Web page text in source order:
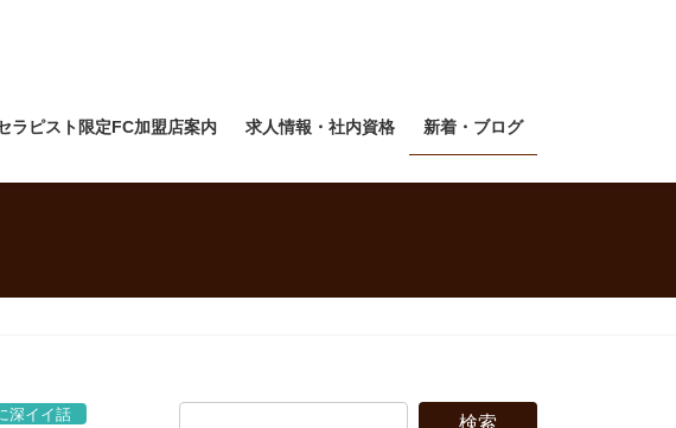
ラピスト限定FC加盟店案内 求人情報・社内資格 新着・ブログ
深イイ話